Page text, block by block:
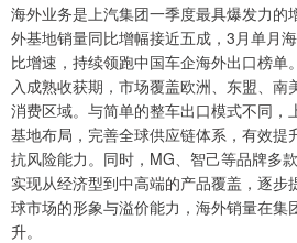
海外业务是上汽集团一季度最具爆发力的
外基地销量同比增幅接近五成，3月单月
比增速，持续领跑中国车企海外出口榜单
入成熟收获期，市场覆盖欧洲、东盟、南
消费区域。与简单的整车出口模式不同，
基地布局，完善全球供应链体系，有效提
抗风险能力。同时，MG、智己等品牌多
实现从经济型到中高端的产品覆盖，逐步
球市场的形象与溢价能力，海外销量在集
升。